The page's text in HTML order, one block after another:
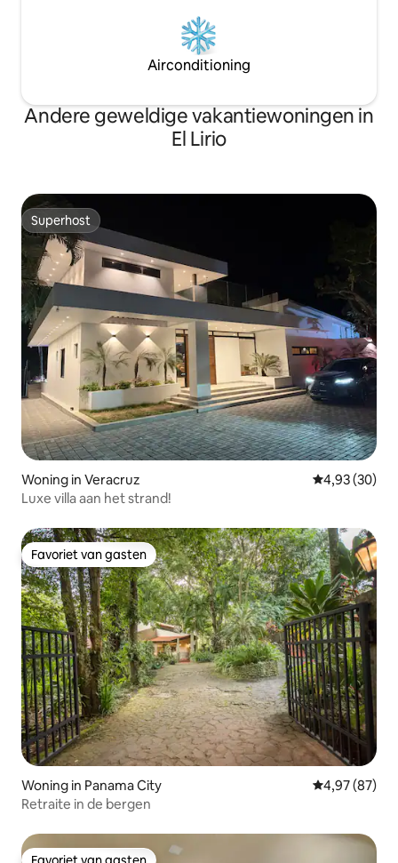
Airconditioning
Andere geweldige vakantiewoningen in
El Lirio
Superhost
Superhost
Woning in Veracruz Gemiddelde
4,93 (30)
Luxe villa aan het strand!
Favoriet van gasten
Favoriet van gasten
Woning in Panama City Gemiddelde
4,97 (87)
Retraite in de bergen